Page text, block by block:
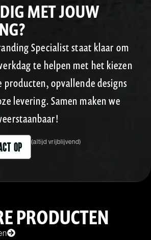
MET JOUW
Specialist staat klaar om
te helpen met het kiezen
producten, opvallende designs
levering. Samen maken we
op (altijd vrijblijvend)
PRODUCTEN